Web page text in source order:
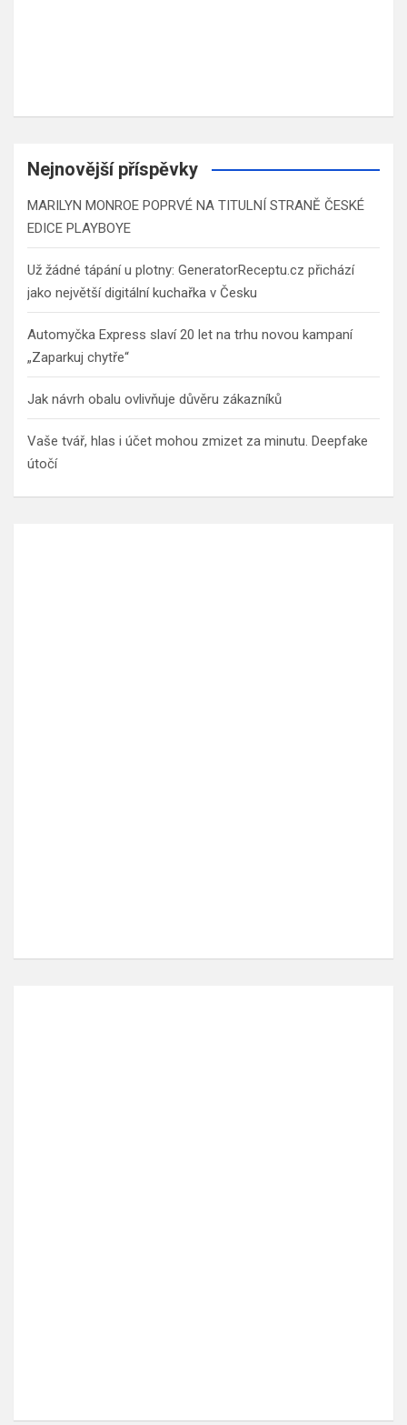
Nejnovější příspěvky
MARILYN MONROE POPRVÉ NA TITULNÍ STRANĚ ČESKÉ
EDICE PLAYBOYE
Už žádné tápání u plotny: GeneratorReceptu.cz přichází
jako největší digitální kuchařka v Česku
Automyčka Express slaví 20 let na trhu novou kampaní
„Zaparkuj chytře“
Jak návrh obalu ovlivňuje důvěru zákazníků
Vaše tvář, hlas i účet mohou zmizet za minutu. Deepfake
útočí